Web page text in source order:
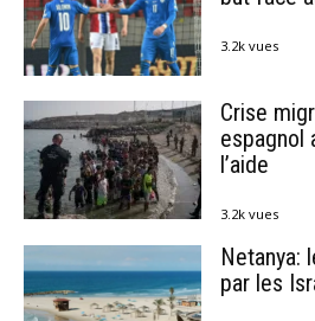
3.2k vues
Crise
espagnol
l’aide
3.2k vues
Netanya:
par les